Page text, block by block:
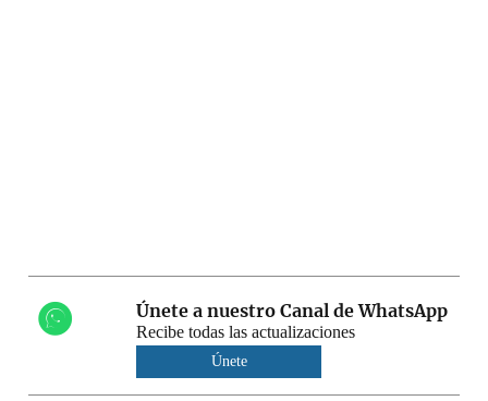
Únete a nuestro Canal de WhatsApp
Recibe todas las actualizaciones
Únete